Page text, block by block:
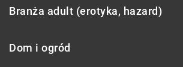
Branża adult (erotyka, hazard)
Dom i ogród